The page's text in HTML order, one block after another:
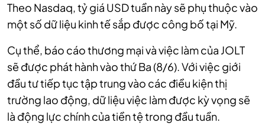
Theo Nasdaq, tỷ giá USD tuần này sẽ phụ thuộc vào
một số dữ liệu kinh tế sắp được công bố tại Mỹ.
Cụ thể, báo cáo thương mại và việc làm của JOLT
sẽ được phát hành vào thứ Ba (8/6). Với việc giới
đầu tư tiếp tục tập trung vào các điều kiện thị
trường lao động, dữ liệu việc làm được kỳ vọng sẽ
là động lực chính của tiền tệ trong đầu tuần.